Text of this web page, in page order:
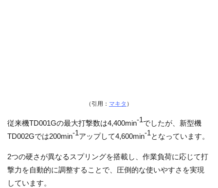
（引用： マキタ ）
従来機TD001Gの最大打撃数は4,400min-1でしたが、新型機
TD002Gでは200min-1アップして4,600min-1となっています。
2つの硬さが異なるスプリングを搭載し、作業負荷に応じて打
撃力を自動的に調整することで、圧倒的な使いやすさを実現
しています。